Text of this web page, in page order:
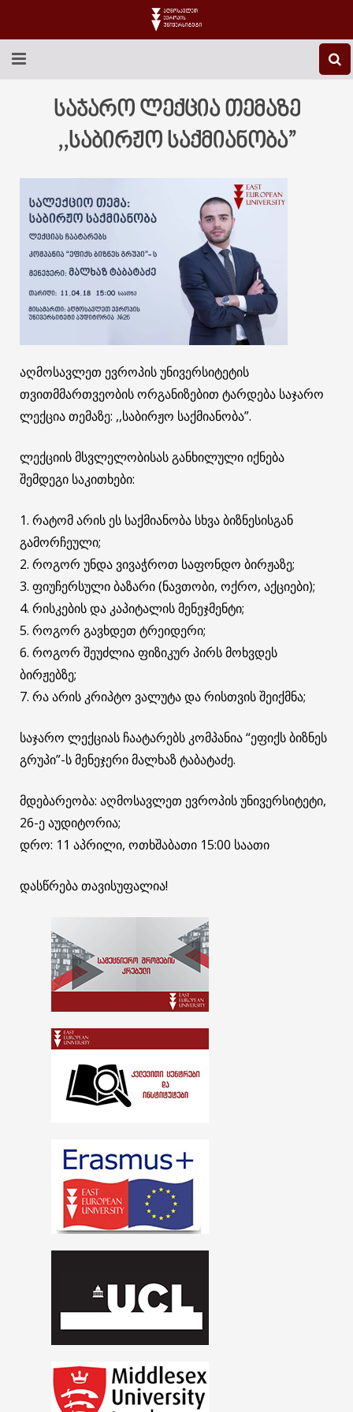
EEU-Ს ᲨᲔᲡᲐᲮᲔᲑ
ᲒᲐᲜᲐᲗᲚᲔᲑᲐ
ᲡᲐᲔᲠᲗᲐᲨᲝᲠᲘᲡᲝ
ᲑᲘᲑᲚᲘᲝᲗᲔᲙᲐ
ᲡᲢᲣᲓᲔᲜᲢᲣᲠᲘ ᲪᲮᲝᲕᲠᲔᲑᲐ
ᲙᲝᲜᲢᲐᲥᲢᲘ
საჯარო ლექცია თემაზე
,,საბირჟო საქმიანობა”
აღმოსავლეთ ევროპის უნივერსიტეტის
თვითმმართვეობის ორგანიზებით ტარდება საჯარო
ლექცია თემაზე: ,,საბირჟო საქმიანობა”.
ლექციის მსვლელობისას განხილული იქნება
შემდეგი საკითხები:
1. რატომ არის ეს საქმიანობა სხვა ბიზნესისგან
გამორჩეული;
2. როგორ უნდა ვივაჭროთ საფონდო ბირჟაზე;
3. ფიუჩერსული ბაზარი (ნავთობი, ოქრო, აქციები);
4. რისკების და კაპიტალის მენეჯმენტი;
5. როგორ გავხდეთ ტრეიდერი;
6. როგორ შეუძლია ფიზიკურ პირს მოხვდეს
ბირჟებზე;
7. რა არის კრიპტო ვალუტა და რისთვის შეიქმნა;
საჯარო ლექციას ჩაატარებს კომპანია “ეფიქს ბიზნეს
გრუპი”-ს მენეჯერი მალხაზ ტაბატაძე.
მდებარეობა: აღმოსავლეთ ევროპის უნივერსიტეტი,
26-ე აუდიტორია;
დრო: 11 აპრილი, ოთხშაბათი 15:00 საათი
დასწრება თავისუფალია!